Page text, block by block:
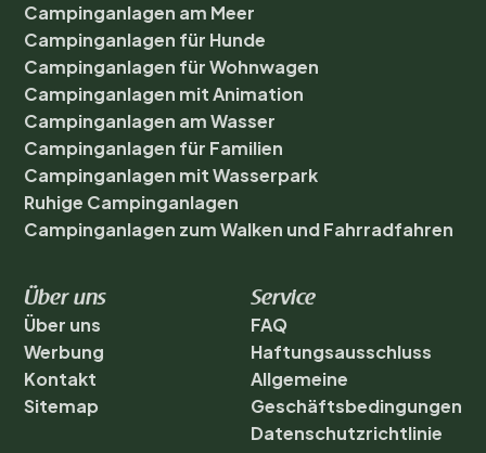
ideale Ziele für einen Ausflug
voller Kultur und Geschichte –
mit charmanten Orten, Burgen
und Weinbergen. Im Sommer
laden die Flüsse zum
Kanufahren ein, während die
Schlittschuhlaufen und zum
Besuch stimmungsvoller
Weihnachtsmärkte passen.
Campinganlagen am Meer
Campinganlagen für Hunde
Campinganlagen für Wohnwagen
Campinganlagen mit Animation
Campinganlagen am Wasser
Campinganlagen für Familien
Campinganlagen mit Wasserpark
Ruhige Campinganlagen
Campinganlagen zum Walken und Fahrradfahren
Über uns
Über uns
Werbung
Kontakt
Sitemap
Service
FAQ
Haftungsausschluss
Allgemeine
Geschäftsbedingungen
Datenschutzrichtlinie